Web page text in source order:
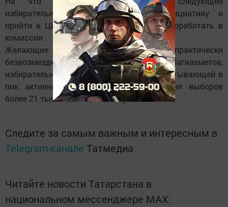
избирательной кампании проявить инициативу и
прийти в ЦИК с заявлением о желании поработать в
комиссии.
Желающие потратить свое время на «практически
безвозмездной основе», отметил Мидхат Шагиахметов,
избирательной системе Татарстана, насчитывающей в
пик активности подготовки и проведения выборов
более 21 тыс. человек, очень нужны.
Следите за самым важным и интересным в
Telegram-канале Татмедиа
Читайте новости Татарстана в
национальном мессенджере MАХ: